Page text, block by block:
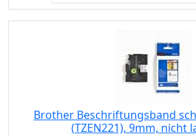
Brother Beschriftungsband
(TZEN221), 9mm, nicht